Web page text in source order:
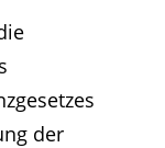
der